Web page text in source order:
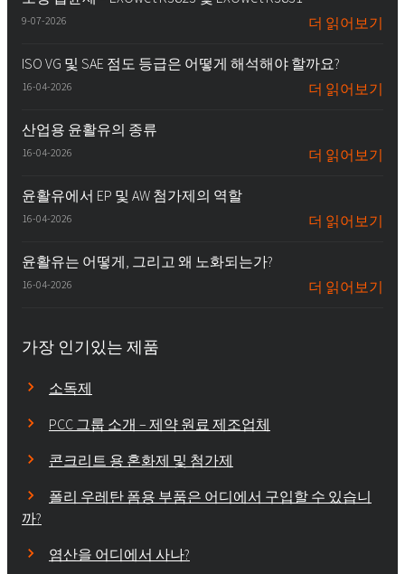
9-07-2026 더 읽어보기
ISO VG 및 SAE 점도 등급은 어떻게 해석해야 할까요?
16-04-2026 더 읽어보기
산업용 윤활유의 종류
16-04-2026 더 읽어보기
윤활유에서 EP 및 AW 첨가제의 역할
16-04-2026 더 읽어보기
윤활유는 어떻게, 그리고 왜 노화되는가?
16-04-2026 더 읽어보기
가장 인기있는 제품
소독제
PCC 그룹 소개 – 제약 원료 제조업체
콘크리트 용 혼화제 및 첨가제
폴리 우레탄 폼용 부품은 어디에서 구입할 수 있습니
까?
염산을 어디에서 사나?